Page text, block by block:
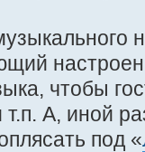
чтобы
т.п. А, иной
под «